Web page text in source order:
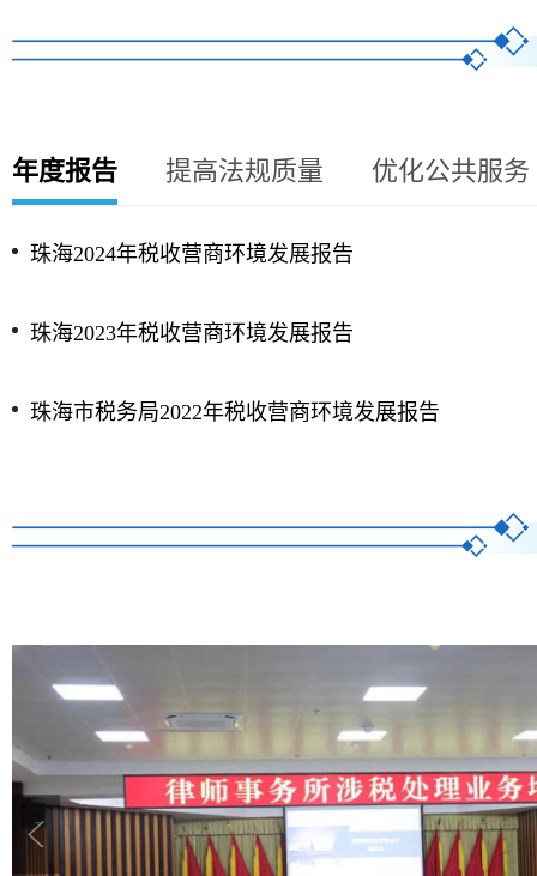
年度报告 提高法规质量 优化公共服务
珠海2024年税收营商环境发展报告
珠海2023年税收营商环境发展报告
珠海市税务局2022年税收营商环境发展报告